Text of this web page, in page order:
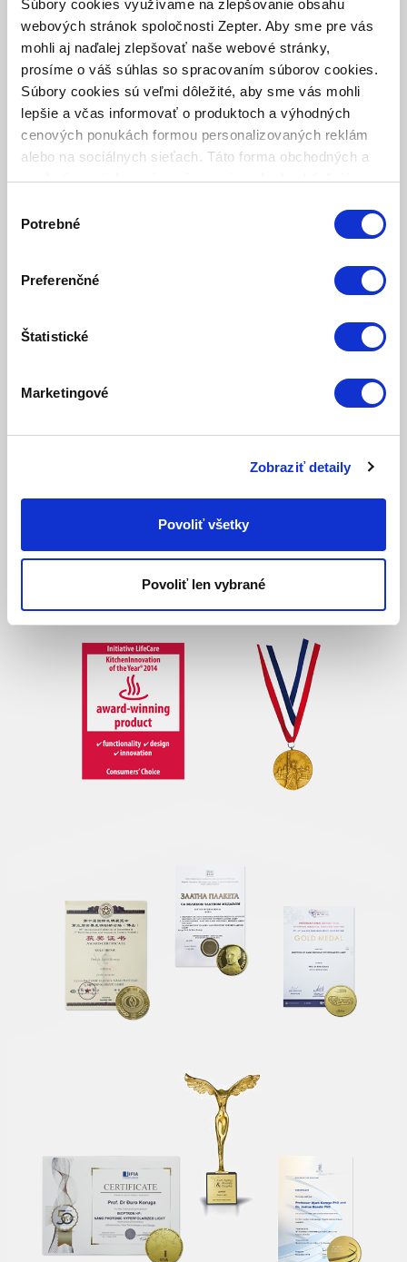
Súbory cookies využívame na zlepšovanie obsahu
webových stránok spoločnosti Zepter. Aby sme pre vás
mohli aj naďalej zlepšovať naše webové stránky,
prosíme o váš súhlas so spracovaním súborov cookies.
Súbory cookies sú veľmi dôležité, aby sme vás mohli
lepšie a včas informovať o produktoch a výhodných
cenových ponukách formou personalizovaných reklám
alebo na sociálnych sieťach. Táto forma obchodných a
marketingových oznámení pre vás nebude obťažujúca.
súhlasu
Potrebné
Preferenčné
Štatistické
Marketingové
Zobraziť detaily
Povoliť všetky
Povoliť len vybrané
Udelené pánovi Philipovi Zepterovi za vynikajúce služby
talianskemu priemyslu a spoločnosti.
ZLATÁ KORUNA"
2010 - Srbsko
Udelené ako najvyššie ocenenie v Srbsku v oblasti
kultúrneho sponzorstva.
spoločenskej a obchodnej oblasti.
DIRECTIONS)
Medzinárodné ocenenie „Arch of Europe“ za kvalitu,
Zepter International.
(CENA NOVÉHO TISÍCROČIA)
2000 – Madrid, Španielsko; udelené spoločnosti Zepter